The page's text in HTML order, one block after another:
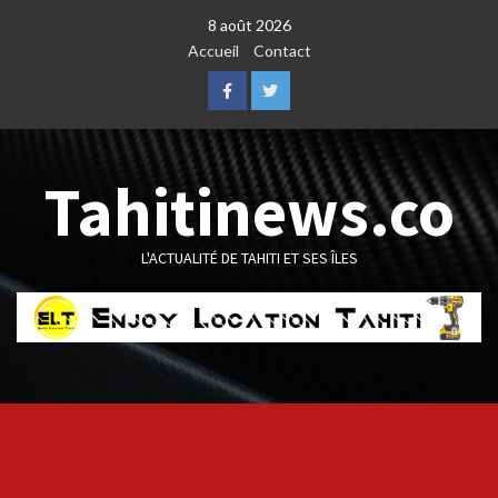
8 août 2026
Accueil
Contact
FacebookTwitter
Tahitinews.co
L'ACTUALITÉ DE TAHITI ET SES ÎLES